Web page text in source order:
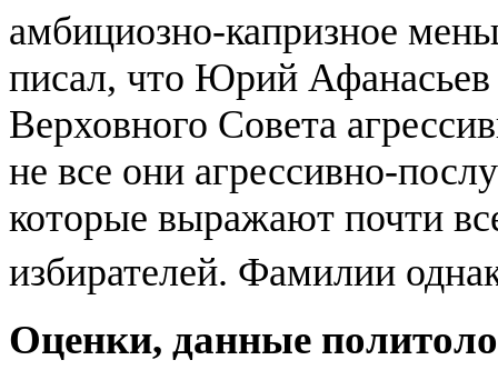
амбициозно-капризное
писал, что Юрий Афанасьев
Верховного Совета
не все они агрессивно-
которые выражают почти
избирателей. Фамилии
Оценки, данные